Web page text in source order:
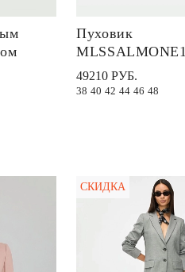
Пуховик
MLSSALMONE1
49210 РУБ.
38 40 42 44 46 48
СКИДКА